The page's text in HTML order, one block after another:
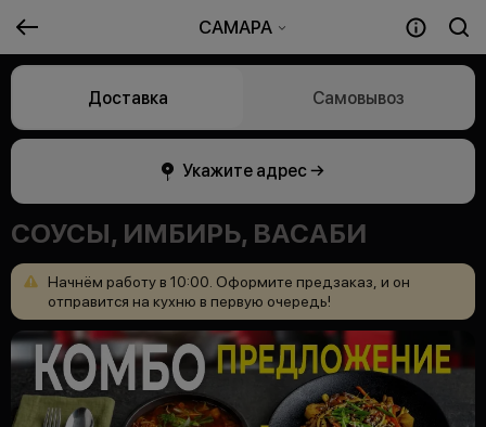
САМАРА
Доставка Самовывоз
Укажите адрес →
СОУСЫ, ИМБИРЬ, ВАСАБИ
Начнём работу в 10:00. Оформите предзаказ, и он
отправится на кухню в первую очередь!